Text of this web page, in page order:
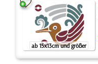
ab 15x13cm und größer